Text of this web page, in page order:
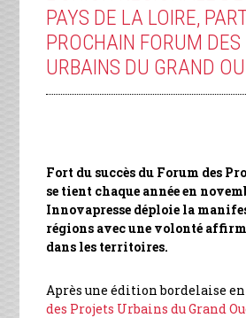
PAYS DE LA LOIRE,
PROCHAIN FORUM
URBAINS DU GRAND
Fort du succès du Forum des
se tient chaque année en
Innovapresse déploie la
régions avec une volonté
dans les territoires.
Après une édition bordelaise en
des Projets Urbains du Grand